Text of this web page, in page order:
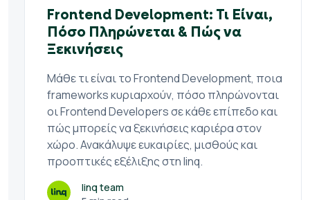
Frontend Development: Τι Είναι,
Πόσο Πληρώνεται & Πώς να
Ξεκινήσεις
Μάθε τι είναι το Frontend Development, ποια
frameworks κυριαρχούν, πόσο πληρώνονται
οι Frontend Developers σε κάθε επίπεδο και
πώς μπορείς να ξεκινήσεις καριέρα στον
χώρο. Ανακάλυψε ευκαιρίες, μισθούς και
προοπτικές εξέλιξης στη linq.
linq team